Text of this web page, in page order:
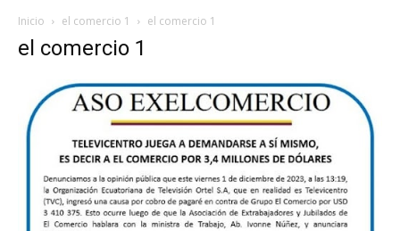
Inicio el comercio 1 el comercio 1
el comercio 1